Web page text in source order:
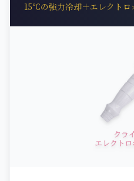
15℃の強力冷却＋エレクトロ